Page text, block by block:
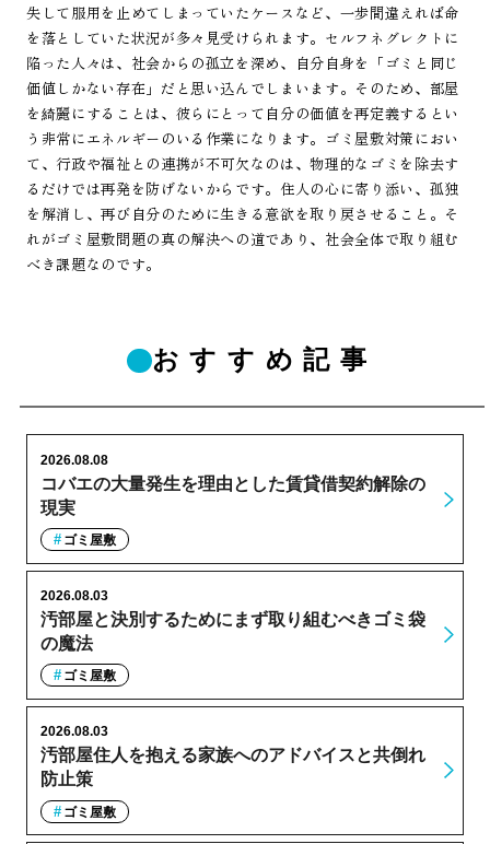
失して服用を止めてしまっていたケースなど、一歩間違えれば命
を落としていた状況が多々見受けられます。セルフネグレクトに
陥った人々は、社会からの孤立を深め、自分自身を「ゴミと同じ
価値しかない存在」だと思い込んでしまいます。そのため、部屋
を綺麗にすることは、彼らにとって自分の価値を再定義するとい
う非常にエネルギーのいる作業になります。ゴミ屋敷対策におい
て、行政や福祉との連携が不可欠なのは、物理的なゴミを除去す
るだけでは再発を防げないからです。住人の心に寄り添い、孤独
を解消し、再び自分のために生きる意欲を取り戻させること。そ
れがゴミ屋敷問題の真の解決への道であり、社会全体で取り組む
べき課題なのです。
おすすめ記事
コバエの大量発生を理由とした賃貸借契約解除の
現実
2026.08.08
ゴミ屋敷
汚部屋と決別するためにまず取り組むべきゴミ袋
の魔法
2026.08.03
ゴミ屋敷
汚部屋住人を抱える家族へのアドバイスと共倒れ
防止策
2026.08.03
ゴミ屋敷